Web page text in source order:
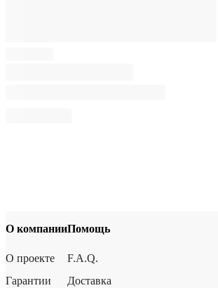
О компании
О проекте
Гарантии
Помощь
F.A.Q.
Доставка